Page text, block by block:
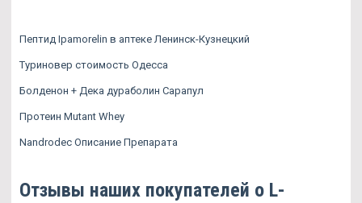
Пептид Ipamorelin в аптеке Ленинск-Кузнецкий
Туриновер стоимость Одесса
Болденон + Дека дураболин Сарапул
Протеин Mutant Whey
Nandrodec Описание Препарата
Отзывы наших покупателей о L-